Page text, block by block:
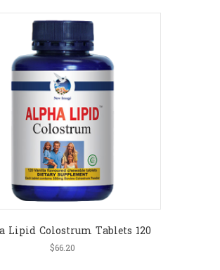
Lipid Colostrum Tablets 120
$66.20